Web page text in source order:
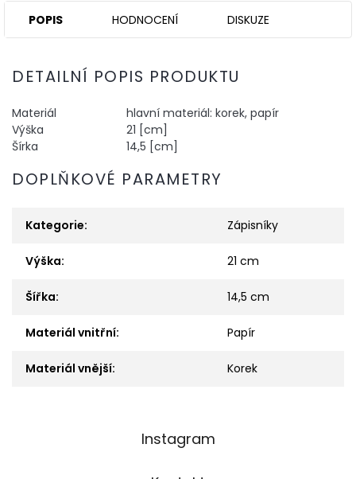
POPIS HODNOCENÍ DISKUZE
DETAILNÍ POPIS PRODUKTU
Materiál
hlavní materiál: korek, papír
Výška
21 [cm]
Šírka
14,5 [cm]
DOPLŇKOVÉ PARAMETRY
Kategorie: Zápisníky
Výška: 21 cm
Šířka: 14,5 cm
Materiál vnitřní: Papír
Materiál vnější: Korek
Instagram